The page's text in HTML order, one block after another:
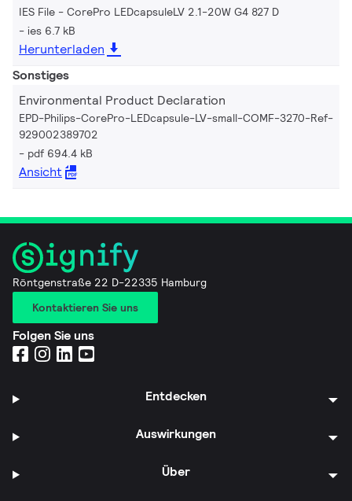
IES File - CorePro LEDcapsuleLV 2.1-20W G4 827 D
ies 6.7 kB
Herunterladen
Sonstiges
Environmental Product Declaration
EPD-Philips-CorePro-LEDcapsule-LV-small-COMF-3270-Ref-
929002389702
pdf 694.4 kB
Ansicht
Röntgenstraße 22 D-22335 Hamburg
Kontaktieren Sie uns
Folgen Sie uns
Entdecken
Auswirkungen
Über